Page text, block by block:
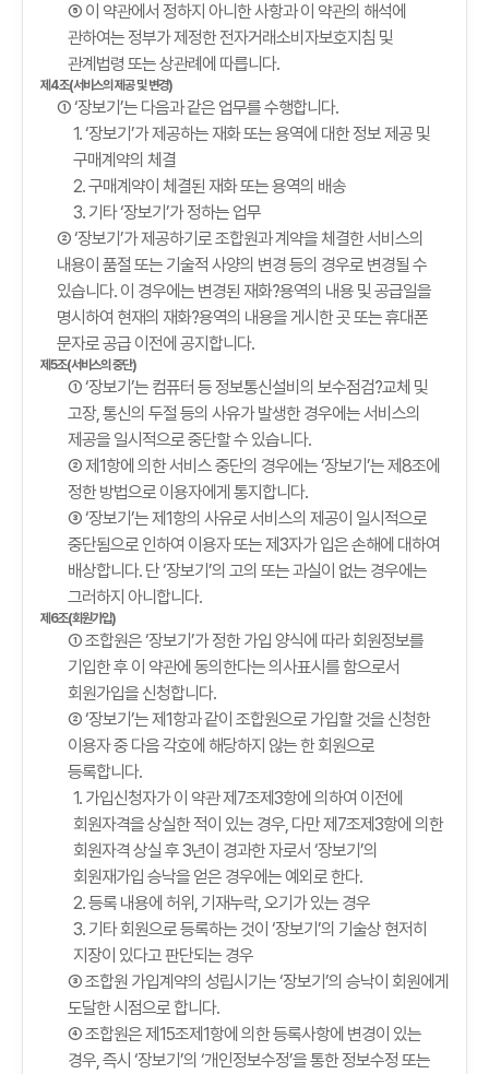
⑤ 이 약관에서 정하지 아니한 사항과 이 약관의 해석에
관하여는 정부가 제정한 전자거래소비자보호지침 및
관계법령 또는 상관례에 따릅니다.
제4조(서비스의 제공 및 변경)
① ‘장보기’는 다음과 같은 업무를 수행합니다.
1. ‘장보기’가 제공하는 재화 또는 용역에 대한 정보 제공 및
구매계약의 체결
2. 구매계약이 체결된 재화 또는 용역의 배송
3. 기타 ‘장보기’가 정하는 업무
② ‘장보기’가 제공하기로 조합원과 계약을 체결한 서비스의
내용이 품절 또는 기술적 사양의 변경 등의 경우로 변경될 수
있습니다. 이 경우에는 변경된 재화?용역의 내용 및 공급일을
명시하여 현재의 재화?용역의 내용을 게시한 곳 또는 휴대폰
문자로 공급 이전에 공지합니다.
제5조(서비스의 중단)
① ‘장보기’는 컴퓨터 등 정보통신설비의 보수점검?교체 및
고장, 통신의 두절 등의 사유가 발생한 경우에는 서비스의
제공을 일시적으로 중단할 수 있습니다.
② 제1항에 의한 서비스 중단의 경우에는 ‘장보기’는 제8조에
정한 방법으로 이용자에게 통지합니다.
③ ‘장보기’는 제1항의 사유로 서비스의 제공이 일시적으로
중단됨으로 인하여 이용자 또는 제3자가 입은 손해에 대하여
배상합니다. 단 ‘장보기’의 고의 또는 과실이 없는 경우에는
그러하지 아니합니다.
제6조(회원가입)
① 조합원은 ‘장보기’가 정한 가입 양식에 따라 회원정보를
기입한 후 이 약관에 동의한다는 의사표시를 함으로서
회원가입을 신청합니다.
② ‘장보기’는 제1항과 같이 조합원으로 가입할 것을 신청한
이용자 중 다음 각호에 해당하지 않는 한 회원으로
등록합니다.
1. 가입신청자가 이 약관 제7조제3항에 의하여 이전에
회원자격을 상실한 적이 있는 경우, 다만 제7조제3항에 의한
회원자격 상실 후 3년이 경과한 자로서 ‘장보기’의
회원재가입 승낙을 얻은 경우에는 예외로 한다.
2. 등록 내용에 허위, 기재누락, 오기가 있는 경우
3. 기타 회원으로 등록하는 것이 ‘장보기’의 기술상 현저히
지장이 있다고 판단되는 경우
③ 조합원 가입계약의 성립시기는 ‘장보기’의 승낙이 회원에게
도달한 시점으로 합니다.
④ 조합원은 제15조제1항에 의한 등록사항에 변경이 있는
경우, 즉시 ‘장보기’의 ‘개인정보수정’을 통한 정보수정 또는